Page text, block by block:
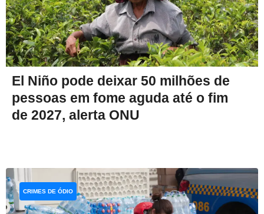
El Niño pode deixar 50 milhões de
pessoas em fome aguda até o fim
de 2027, alerta ONU
CRIMES DE ÓDIO